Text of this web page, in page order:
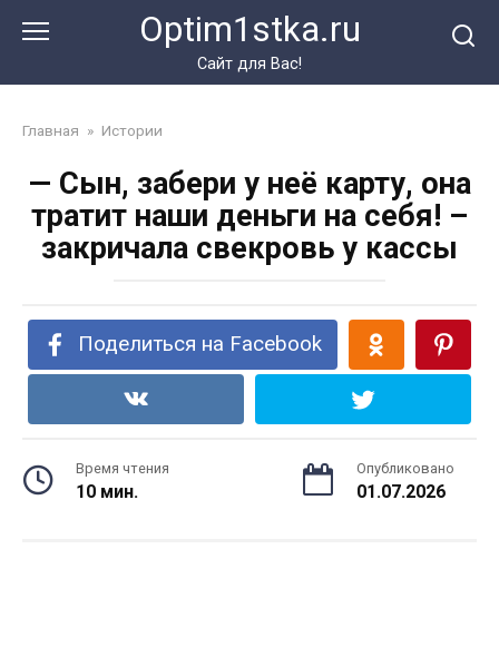
Optim1stka.ru
Сайт для Вас!
Главная » Истории
— Сын, забери у неё карту, она
тратит наши деньги на себя! –
закричала свекровь у кассы
Поделиться на Facebook
Время чтения
10 мин.
Опубликовано
01.07.2026